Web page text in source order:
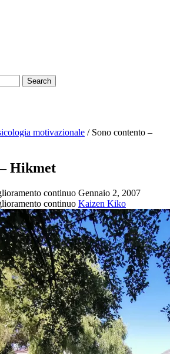
Search
motivazionale / Sono contento –
Hikmet
continuo Gennaio 2, 2007
continuo Kaizen Kiko